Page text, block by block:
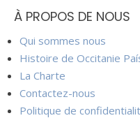
À PROPOS DE NOUS
Qui sommes nous
Histoire de Occitanie
La Charte
Contactez-nous
Politique de